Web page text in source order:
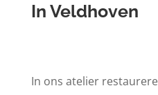
In Veldhoven
In ons atelier